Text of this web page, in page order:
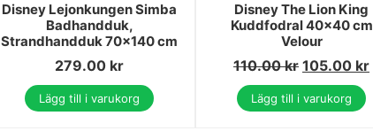
Disney Lejonkungen Simba
Badhandduk,
Strandhandduk 70x140 cm
279.00 kr
Lägg till i varukorg
Disney The Lion King
Kuddfodral 40x40 cm
Velour
110.00kr 105.00 kr
Lägg till i varukorg